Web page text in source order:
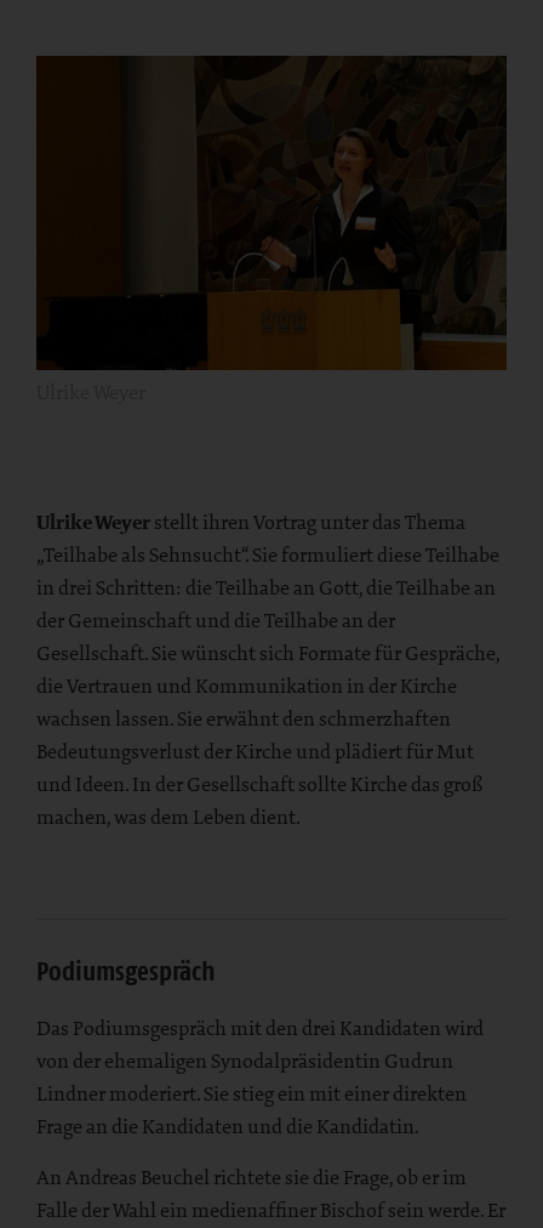
Ulrike Weyerstellt ihren Vortrag unter das Thema
„Teilhabe als Sehnsucht“. Sie formuliert diese Teilhabe
in drei Schritten: die Teilhabe an Gott, die Teilhabe an
der Gemeinschaft und die Teilhabe an der
Gesellschaft. Sie wünscht sich Formate für Gespräche,
die Vertrauen und Kommunikation in der Kirche
wachsen lassen. Sie erwähnt den schmerzhaften
Bedeutungsverlust der Kirche und plädiert für Mut
und Ideen. In der Gesellschaft sollte Kirche das groß
machen, was dem Leben dient.
Podiumsgespräch
Das Podiumsgespräch mit den drei Kandidaten wird
von der ehemaligen Synodalpräsidentin Gudrun
Lindner moderiert. Sie stieg ein mit einer direkten
Frage an die Kandidaten und die Kandidatin.
An Andreas Beuchel richtete sie die Frage, ob er im
Falle der Wahl ein medienaffiner Bischof sein werde. Er